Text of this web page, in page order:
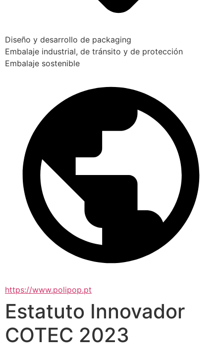
Diseño y desarrollo de packaging
Embalaje industrial, de tránsito y de protección
Embalaje sostenible
https://www.polipop.pt
Estatuto Innovador
COTEC 2023